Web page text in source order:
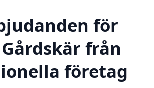
för
från
företag